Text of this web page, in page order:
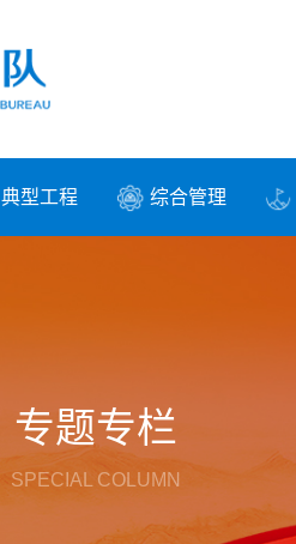
典型工程 综合管理
专题专栏
SPECIAL COLUMN